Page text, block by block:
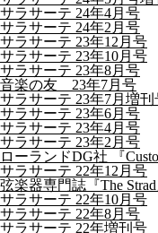
サラサーテ 24年4月号
サラサーテ 24年2月号
サラサーテ 23年12月号
サラサーテ 23年10月号
サラサーテ 23年8月号
音楽の友 23年7月号
サラサーテ 23年7月増刊
サラサーテ 23年6月号
サラサーテ 23年4月号
サラサーテ 23年2月号
ローランドDG社 『
サラサーテ 22年12月号
弦楽器専門誌『The
サラサーテ 22年10月号
サラサーテ 22年8月号
サラサーテ 22年増刊号